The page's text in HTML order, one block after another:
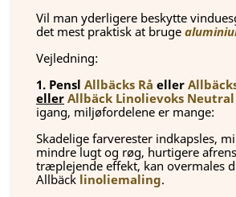
Vil man yderligere beskytte
det mest praktisk at bruge
Vejledning:
1. Pensl Allbäcks Rå eller
eller Allbäck Linolievoks Neutral
igang, miljøfordelene er mange:
Skadelige farverester indkapsles,
mindre lugt og røg, hurtigere
træplejende effekt, kan overmales
Allbäck linoliemaling.